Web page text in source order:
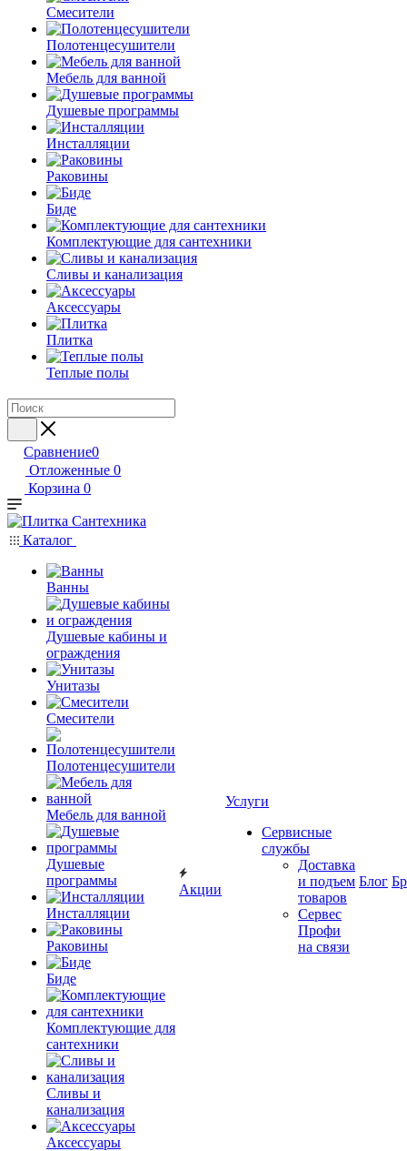
Смесители
Полотенцесушители
Мебель для ванной
Душевые программы
Инсталляции
Раковины
Биде
Комплектующие для сантехники
Сливы и канализация
Аксессуары
Плитка
Теплые полы
Сравнение0
Отложенные 0
Корзина 0
Каталог
Ванны
Душевые кабины и
ограждения
Унитазы
Смесители
Полотенцесушители
Мебель для ванной
Душевые
программы
Инсталляции
Раковины
Биде
Комплектующие для
сантехники
Сливы и
канализация
Аксессуары
Акции
Услуги
Сервисные
службы
Доставка
и подъем
товаров
Сервес
Профи
на связи
Блог